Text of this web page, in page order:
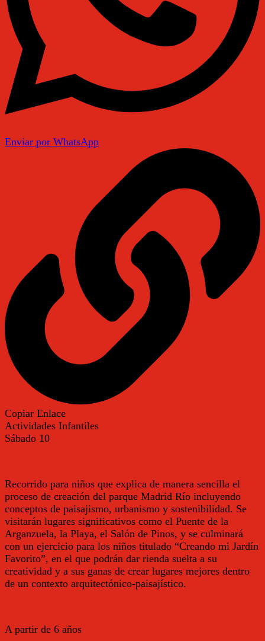
Enviar por WhatsApp
Copiar Enlace
Actividades Infantiles
Sábado 10
Recorrido para niños que explica de manera sencilla el
proceso de creación del parque Madrid Río incluyendo
conceptos de paisajismo, urbanismo y sostenibilidad. Se
visitarán lugares significativos como el Puente de la
Arganzuela, la Playa, el Salón de Pinos, y se culminará
con un ejercicio para los niños titulado “Creando mi Jardín
Favorito”, en el que podrán dar rienda suelta a su
creatividad y a sus ganas de crear lugares mejores dentro
de un contexto arquitectónico-paisajístico.
A partir de 6 años